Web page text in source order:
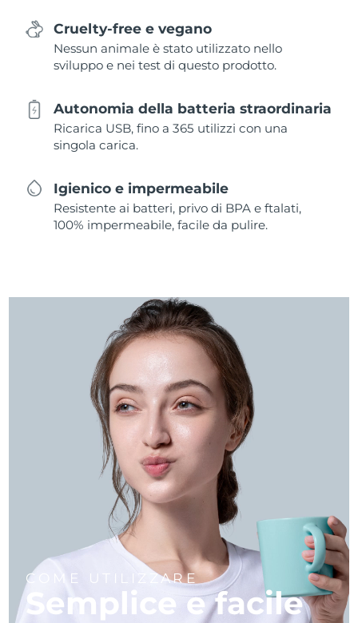
Cruelty-free e vegano
Nessun animale è stato utilizzato nello
sviluppo e nei test di questo prodotto.
Autonomia della batteria straordinaria
Ricarica USB, fino a 365 utilizzi con una
singola carica.
Igienico e impermeabile
Resistente ai batteri, privo di BPA e ftalati,
100% impermeabile, facile da pulire.
COME UTILIZZARE
Semplice e facile